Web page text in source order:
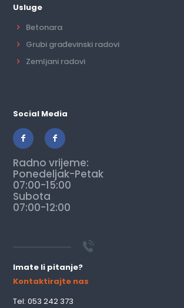
Usluge
Betonara
Grubi građevinski radovi
Zemljani radovi
Social Media
Radno vrijeme:
Ponedeljak-Petak
07:00-15:00
Subota
07:00-12:00
Imate li pitanje?
Kontaktirajte nas
Tel: 053 242 373